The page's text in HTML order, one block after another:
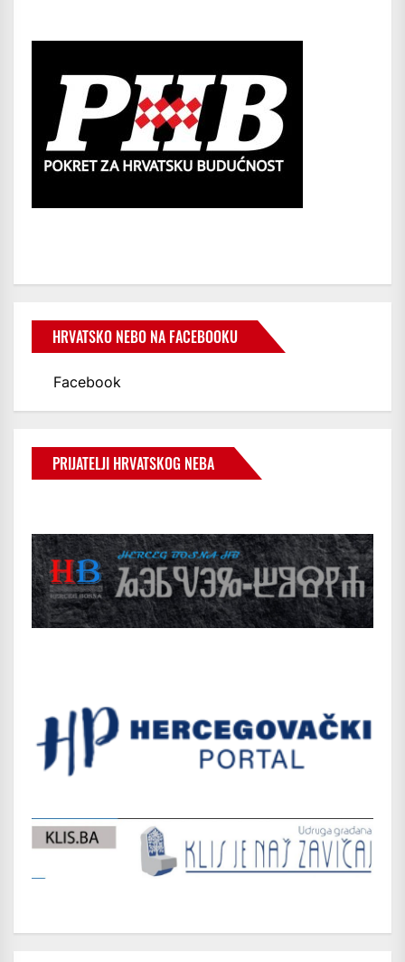
HRVATSKO NEBO NA FACEBOOKU
Facebook
PRIJATELJI HRVATSKOG NEBA